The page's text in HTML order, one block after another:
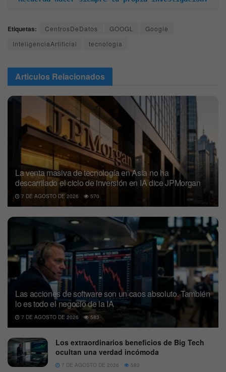
Etiquetas: CentrosDeDatos GOOGL
Google
InteligenciaArtificial
tecnologia
Articulos Relacionados
La venta masiva de tecnología en Asia no ha
descarrilado el ciclo de inversión en IA dice JPMorgan
7 DE AGOSTO DE 2026 570
Las acciones de software son un caos absoluto. También
lo es todo el negocio de la IA
7 DE AGOSTO DE 2026 583
Los extraordinarios beneficios de Big Tech
ocultan una verdad incómoda
7 DE AGOSTO DE 2026 583